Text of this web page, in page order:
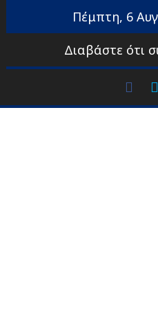
Προχωρήστε
περιεχόμενο
Πέμπτη, 6
Διαβάστε ότι